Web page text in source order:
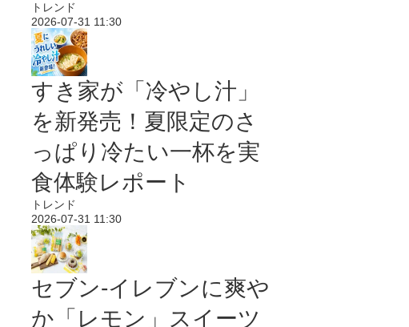
トレンド
2026-07-31 11:30
すき家が「冷やし汁」
を新発売！夏限定のさ
っぱり冷たい一杯を実
食体験レポート
トレンド
2026-07-31 11:30
セブン‐イレブンに爽や
か「レモン」スイーツ